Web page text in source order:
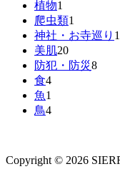
植物1
爬虫類1
神社・お寺巡り 1
美肌20
防犯・防災8
食4
魚1
鳥4
Copyright © 2026